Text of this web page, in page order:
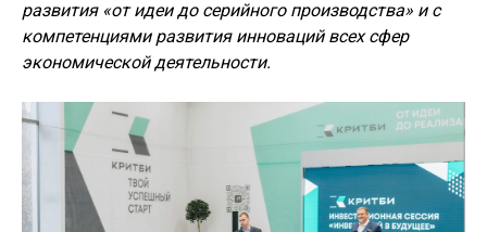
развития «от идеи до серийного производства» и с
компетенциями развития инноваций всех сфер
экономической деятельности.